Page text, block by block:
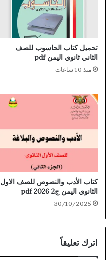
تحميل كتاب الحاسوب للصف
الثاني ثانوي اليمن pdf
منذ 10 ساعات
كتاب الأدب والنصوص للصف الاول
الثانوي اليمن ج2 2026 pdf
30/10/2025
اترك تعليقاً